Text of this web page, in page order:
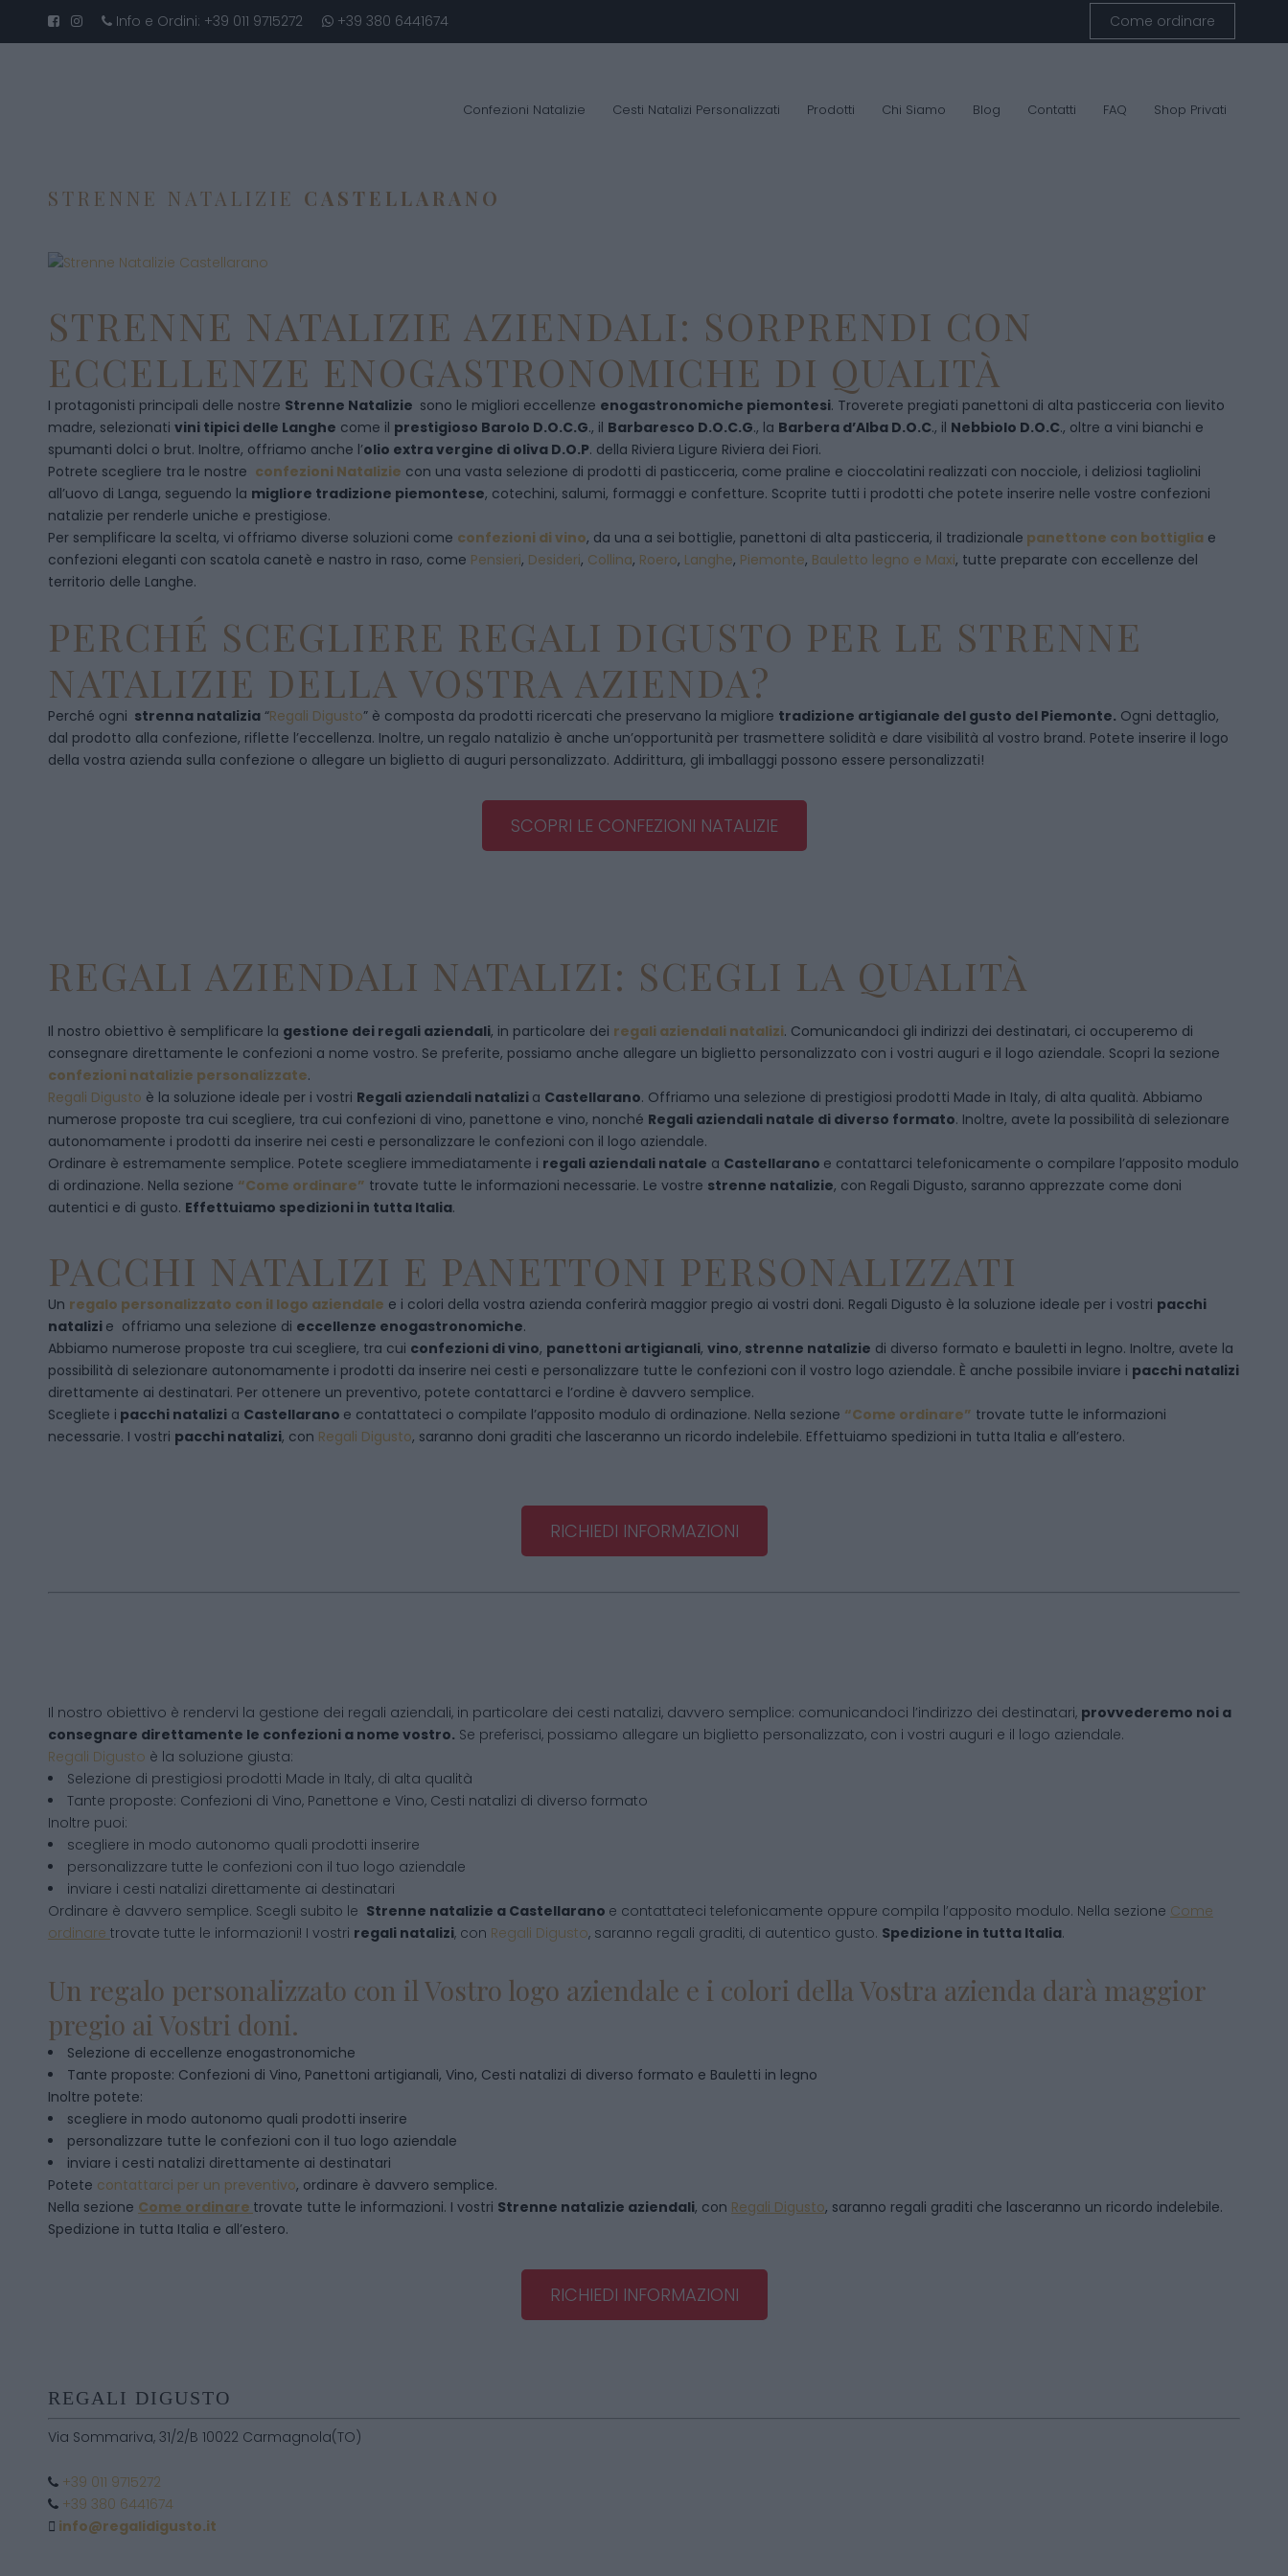
Info e Ordini: +39 011 9715272 +39 380 6441674 Come ordinare
Confezioni Natalizie Cesti Natalizi Personalizzati Prodotti Chi Siamo Blog Contatti FAQ Shop Privati
STRENNE NATALIZIE CASTELLARANO
STRENNE NATALIZIE AZIENDALI: SORPRENDI CON
ECCELLENZE ENOGASTRONOMICHE DI QUALITÀ
I protagonisti principali delle nostre Strenne Natalizie sono le migliori eccellenze enogastronomiche piemontesi. Troverete pregiati panettoni di alta pasticceria con lievito
madre, selezionati vini tipici delle Langhe come il prestigioso Barolo D.O.C.G., il Barbaresco D.O.C.G., la Barbera d’Alba D.O.C., il Nebbiolo D.O.C., oltre a vini bianchi e
spumanti dolci o brut. Inoltre, offriamo anche l’olio extra vergine di oliva D.O.P. della Riviera Ligure Riviera dei Fiori.
Potrete scegliere tra le nostre confezioni Natalizie con una vasta selezione di prodotti di pasticceria, come praline e cioccolatini realizzati con nocciole, i deliziosi tagliolini
all’uovo di Langa, seguendo la migliore tradizione piemontese, cotechini, salumi, formaggi e confetture. Scoprite tutti i prodotti che potete inserire nelle vostre confezioni
natalizie per renderle uniche e prestigiose.
Per semplificare la scelta, vi offriamo diverse soluzioni come confezioni di vino, da una a sei bottiglie, panettoni di alta pasticceria, il tradizionale panettone con bottiglia e
confezioni eleganti con scatola canetè e nastro in raso, come Pensieri, Desideri, Collina, Roero, Langhe, Piemonte, Bauletto legno e Maxi, tutte preparate con eccellenze del
territorio delle Langhe.
PERCHÉ SCEGLIERE REGALI DIGUSTO PER LE STRENNE
NATALIZIE DELLA VOSTRA AZIENDA?
Perché ogni strenna natalizia “Regali Digusto” è composta da prodotti ricercati che preservano la migliore tradizione artigianale del gusto del Piemonte. Ogni dettaglio,
dal prodotto alla confezione, riflette l’eccellenza. Inoltre, un regalo natalizio è anche un’opportunità per trasmettere solidità e dare visibilità al vostro brand. Potete inserire il logo
della vostra azienda sulla confezione o allegare un biglietto di auguri personalizzato. Addirittura, gli imballaggi possono essere personalizzati!
SCOPRI LE CONFEZIONI NATALIZIE
REGALI AZIENDALI NATALIZI: SCEGLI LA QUALITÀ
Il nostro obiettivo è semplificare la gestione dei regali aziendali, in particolare dei regali aziendali natalizi. Comunicandoci gli indirizzi dei destinatari, ci occuperemo di
consegnare direttamente le confezioni a nome vostro. Se preferite, possiamo anche allegare un biglietto personalizzato con i vostri auguri e il logo aziendale. Scopri la sezione
confezioni natalizie personalizzate.
Regali Digusto è la soluzione ideale per i vostri Regali aziendali natalizi a Castellarano. Offriamo una selezione di prestigiosi prodotti Made in Italy, di alta qualità. Abbiamo
numerose proposte tra cui scegliere, tra cui confezioni di vino, panettone e vino, nonché Regali aziendali natale di diverso formato. Inoltre, avete la possibilità di selezionare
autonomamente i prodotti da inserire nei cesti e personalizzare le confezioni con il logo aziendale.
Ordinare è estremamente semplice. Potete scegliere immediatamente i regali aziendali natale a Castellarano e contattarci telefonicamente o compilare l’apposito modulo
di ordinazione. Nella sezione “Come ordinare” trovate tutte le informazioni necessarie. Le vostre strenne natalizie, con Regali Digusto, saranno apprezzate come doni
autentici e di gusto. Effettuiamo spedizioni in tutta Italia.
PACCHI NATALIZI E PANETTONI PERSONALIZZATI
Un regalo personalizzato con il logo aziendale e i colori della vostra azienda conferirà maggior pregio ai vostri doni. Regali Digusto è la soluzione ideale per i vostri pacchi
natalizi e offriamo una selezione di eccellenze enogastronomiche.
Abbiamo numerose proposte tra cui scegliere, tra cui confezioni di vino, panettoni artigianali, vino, strenne natalizie di diverso formato e bauletti in legno. Inoltre, avete la
possibilità di selezionare autonomamente i prodotti da inserire nei cesti e personalizzare tutte le confezioni con il vostro logo aziendale. È anche possibile inviare i pacchi natalizi
direttamente ai destinatari. Per ottenere un preventivo, potete contattarci e l’ordine è davvero semplice.
Scegliete i pacchi natalizi a Castellarano e contattateci o compilate l’apposito modulo di ordinazione. Nella sezione “Come ordinare” trovate tutte le informazioni
necessarie. I vostri pacchi natalizi, con Regali Digusto, saranno doni graditi che lasceranno un ricordo indelebile. Effettuiamo spedizioni in tutta Italia e all’estero.
RICHIEDI INFORMAZIONI
Il nostro obiettivo è rendervi la gestione dei regali aziendali, in particolare dei cesti natalizi, davvero semplice: comunicandoci l’indirizzo dei destinatari, provvederemo noi a
consegnare direttamente le confezioni a nome vostro. Se preferisci, possiamo allegare un biglietto personalizzato, con i vostri auguri e il logo aziendale.
Regali Digusto è la soluzione giusta:
Selezione di prestigiosi prodotti Made in Italy, di alta qualità
Tante proposte: Confezioni di Vino, Panettone e Vino, Cesti natalizi di diverso formato
Inoltre puoi:
scegliere in modo autonomo quali prodotti inserire
personalizzare tutte le confezioni con il tuo logo aziendale
inviare i cesti natalizi direttamente ai destinatari
Ordinare è davvero semplice. Scegli subito le Strenne natalizie a Castellarano e contattateci telefonicamente oppure compila l’apposito modulo. Nella sezione Come
ordinare trovate tutte le informazioni! I vostri regali natalizi, con Regali Digusto, saranno regali graditi, di autentico gusto. Spedizione in tutta Italia.
Un regalo personalizzato con il Vostro logo aziendale e i colori della Vostra azienda darà maggior
pregio ai Vostri doni.
Selezione di eccellenze enogastronomiche
Tante proposte: Confezioni di Vino, Panettoni artigianali, Vino, Cesti natalizi di diverso formato e Bauletti in legno
Inoltre potete:
scegliere in modo autonomo quali prodotti inserire
personalizzare tutte le confezioni con il tuo logo aziendale
inviare i cesti natalizi direttamente ai destinatari
Potete contattarci per un preventivo, ordinare è davvero semplice.
Nella sezione Come ordinare trovate tutte le informazioni. I vostri Strenne natalizie aziendali, con Regali Digusto, saranno regali graditi che lasceranno un ricordo indelebile.
Spedizione in tutta Italia e all’estero.
RICHIEDI INFORMAZIONI
REGALI DIGUSTO
Via Sommariva, 31/2/B 10022 Carmagnola(TO)
+39 011 9715272
+39 380 6441674
info@regalidigusto.it